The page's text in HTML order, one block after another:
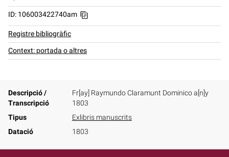
ID: 106003422740am
Registre bibliogràfic
Context: portada o altres
Descripció /
Transcripció
Fr[ay] Raymundo Claramunt Dominico a[n]y
1803
Tipus
Exlibris manuscrits
Datació
1803